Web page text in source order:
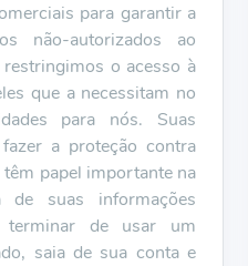
para garantir a
não-autorizados ao
o acesso à
que a necessitam no
para nós. Suas
a proteção contra
papel importante na
de suas informações
terminar de usar um
saia de sua conta e